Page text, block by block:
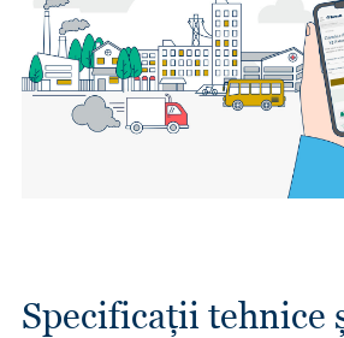
Specificații tehnice